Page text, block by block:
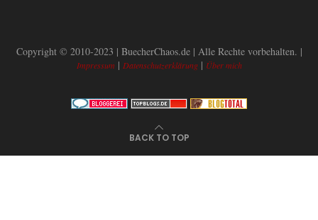
Copyright © 2010-2023 | BuecherChaos.de | Alle Rechte vorbehalten. |
Impressum | Datenschutzerklärung| Über mich
BACK TO TOP